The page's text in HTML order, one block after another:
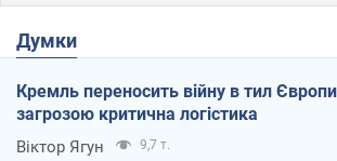
Думки
Кремль переносить війну в тил
загрозою критична логістика
Віктор Ягун 9,7 т.